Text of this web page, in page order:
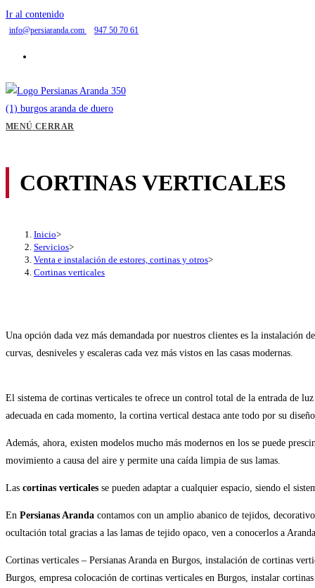
Ir al contenido
info@persiaranda.com 947 50 70 61
MENÚ CERRAR
CORTINAS VERTICALES
Inicio>
Servicios>
Venta e instalación de estores, cortinas y otros>
Cortinas verticales
Una opción dada vez más demandada por nuestros clientes es la instalación
curvas, desniveles y escaleras cada vez más vistos en las casas modernas.
El sistema de cortinas verticales te ofrece un control total de la entrada de
adecuada en cada momento, la cortina vertical destaca ante todo por su
Además, ahora, existen modelos mucho más modernos en los se puede
movimiento a causa del aire y permite una caída limpia de sus lamas.
Las cortinas verticales se pueden adaptar a cualquier espacio, siendo el
En Persianas Aranda contamos con un amplio abanico de tejidos,
ocultación total gracias a las lamas de tejido opaco, ven a conocerlos a
Cortinas verticales – Persianas Aranda en Burgos, instalación de cortinas
Burgos, empresa colocación de cortinas verticales en Burgos, instalar